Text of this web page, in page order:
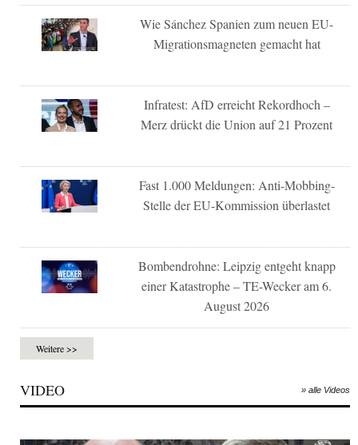
Wie Sánchez Spanien zum neuen EU-
Migrationsmagneten gemacht hat
Infratest: AfD erreicht Rekordhoch –
Merz drückt die Union auf 21 Prozent
Fast 1.000 Meldungen: Anti-Mobbing-
Stelle der EU-Kommission überlastet
Bombendrohne: Leipzig entgeht knapp
einer Katastrophe – TE-Wecker am 6.
August 2026
Weitere >>
VIDEO » alle Videos